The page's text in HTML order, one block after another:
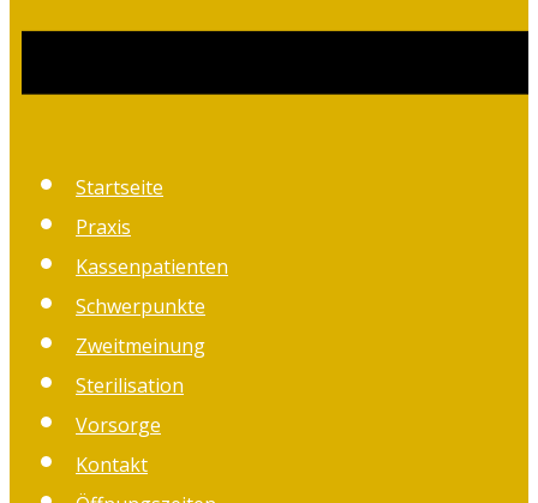
Startseite
Praxis
Kassenpatienten
Schwerpunkte
Zweitmeinung
Sterilisation
Vorsorge
Kontakt